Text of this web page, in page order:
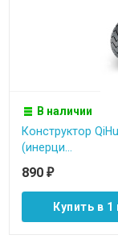
В наличии
Конструктор
(инерци...
890 ₽
Купить в 1